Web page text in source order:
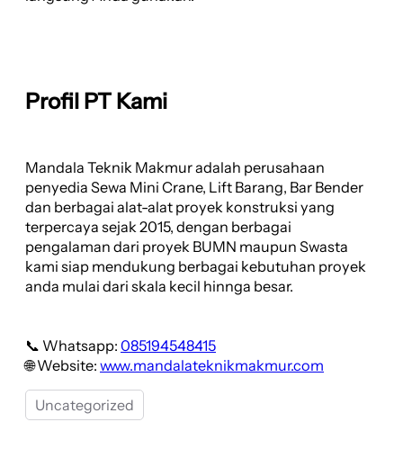
Profil PT Kami
Mandala Teknik Makmur adalah perusahaan
penyedia Sewa Mini Crane, Lift Barang, Bar Bender
dan berbagai alat-alat proyek konstruksi yang
terpercaya sejak 2015, dengan berbagai
pengalaman dari proyek BUMN maupun Swasta
kami siap mendukung berbagai kebutuhan proyek
anda mulai dari skala kecil hinnga besar.
📞 Whatsapp: 085194548415
🌐 Website: www.mandalateknikmakmur.com
Uncategorized